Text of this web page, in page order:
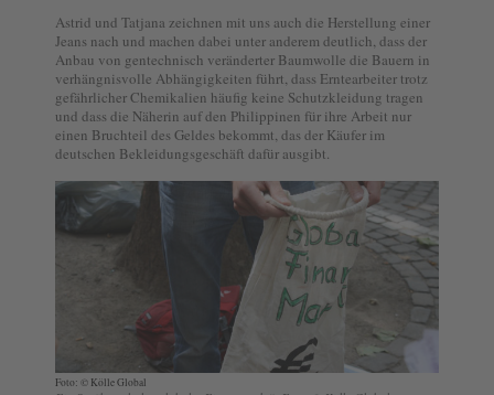
Astrid und Tatjana zeichnen mit uns auch die Herstellung einer
Jeans nach und machen dabei unter anderem deutlich, dass der
Anbau von gentechnisch veränderter Baumwolle die Bauern in
verhängnisvolle Abhängigkeiten führt, dass Erntearbeiter trotz
gefährlicher Chemikalien häufig keine Schutzkleidung tragen
und dass die Näherin auf den Philippinen für ihre Arbeit nur
einen Bruchteil des Geldes bekommt, das der Käufer im
deutschen Bekleidungsgeschäft dafür ausgibt.
Foto: © Kölle Global